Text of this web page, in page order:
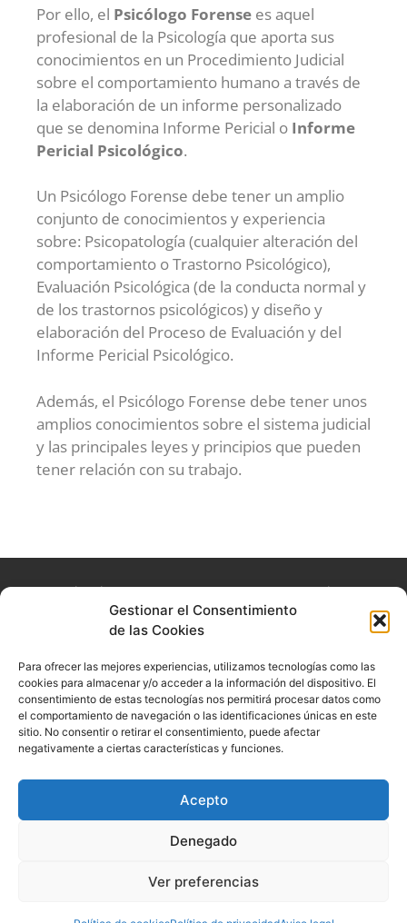
Gestionar el Consentimiento
de las Cookies
Para ofrecer las mejores experiencias, utilizamos tecnologías como las
cookies para almacenar y/o acceder a la información del dispositivo. El
consentimiento de estas tecnologías nos permitirá procesar datos como
el comportamiento de navegación o las identificaciones únicas en este
sitio. No consentir o retirar el consentimiento, puede afectar
negativamente a ciertas características y funciones.
Acepto
Denegado
Ver preferencias
Por ello, el Psicólogo Forense es aquel
profesional de la Psicología que aporta sus
conocimientos en un Procedimiento Judicial
sobre el comportamiento humano a través de
la elaboración de un informe personalizado
que se denomina Informe Pericial o Informe
Pericial Psicológico.
Un Psicólogo Forense debe tener un amplio
conjunto de conocimientos y experiencia
sobre: Psicopatología (cualquier alteración del
comportamiento o Trastorno Psicológico),
Evaluación Psicológica (de la conducta normal y
de los trastornos psicológicos) y diseño y
elaboración del Proceso de Evaluación y del
Informe Pericial Psicológico.
Además, el Psicólogo Forense debe tener unos
amplios conocimientos sobre el sistema judicial
y las principales leyes y principios que pueden
tener relación con su trabajo.
La experiencia que queremos que nuestros usuarios
experimenten es la de acudir consulta y sentirse en un
lugar seguro, cómodo y confortable.
Textos legales
Aviso legal
Política de privacidad
Política de cookies
Síguenos
© 2022 . Todos los derechos reservados. Diseñado por